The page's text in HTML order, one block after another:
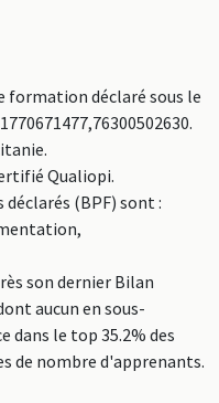
formation déclaré sous le
Qualiopi.
(BPF) sont :
son dernier Bilan
aucun en sous-
dans le top 35.2% des
de nombre d'apprenants.